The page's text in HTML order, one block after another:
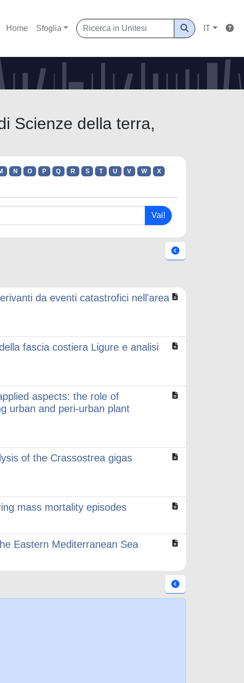
Home Sfoglia IT
Scienze della terra,
N O P Q R S T U V W
X
da eventi catastrofici nell'area
fascia costiera Ligure e analisi
aspects: the role of
urban and peri-urban plant
of the Crassostrea gigas
mass mortality episodes
Eastern Mediterranean Sea